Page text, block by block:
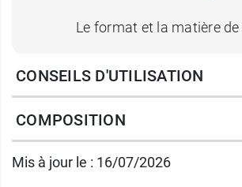
Le format et la matière
La compote à la pomme
se conserve au
Ces compotes sont
CONSEILS D'UTILISATION
COMPOSITION
Mis à jour le : 16/07/2026